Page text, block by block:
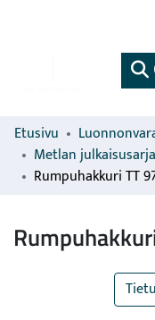
Etusivu
Metlan
Rumpuhakkuri TT